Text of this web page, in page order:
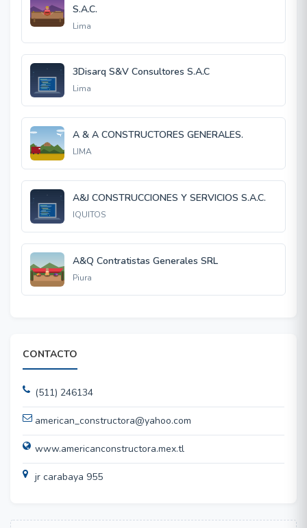
S.A.C.
Lima
3Disarq S&V Consultores S.A.C
Lima
A & A CONSTRUCTORES GENERALES.
LIMA
A&J CONSTRUCCIONES Y SERVICIOS S.A.C.
IQUITOS
A&Q Contratistas Generales SRL
Piura
CONTACTO
(511) 246134
american_constructora@yahoo.com
www.americanconstructora.mex.tl
jr carabaya 955